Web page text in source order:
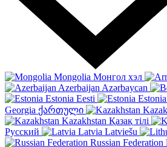
Mongolia Монгол хэл
Azerbaijan Azərbaycan
Estonia Eesti Estonia
Georgia ქართული
Kazakhstan Қазақ тілі
Русский
Latvia Latviešu
Russian Federation